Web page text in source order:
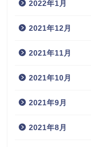
2022年1月
2021年12月
2021年11月
2021年10月
2021年9月
2021年8月